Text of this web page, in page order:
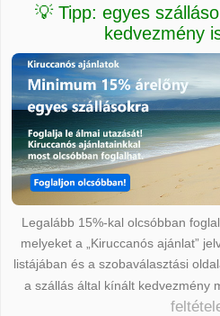
💡 Tipp: egyes
kedvezmény
Legalább 15%-kal olcsóbban
melyeket a „Kiruccanós ajánlat”
listájában és a szobaválasztási
a szállás által kínált kedvezmény